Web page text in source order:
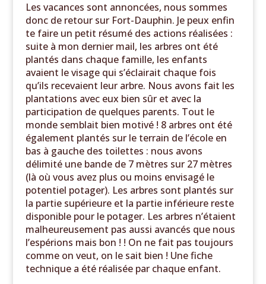
Les vacances sont annoncées, nous sommes
donc de retour sur Fort-Dauphin. Je peux enfin
te faire un petit résumé des actions réalisées :
suite à mon dernier mail, les arbres ont été
plantés dans chaque famille, les enfants
avaient le visage qui s’éclairait chaque fois
qu’ils recevaient leur arbre. Nous avons fait les
plantations avec eux bien sûr et avec la
participation de quelques parents. Tout le
monde semblait bien motivé ! 8 arbres ont été
également plantés sur le terrain de l’école en
bas à gauche des toilettes : nous avons
délimité une bande de 7 mètres sur 27 mètres
(là où vous avez plus ou moins envisagé le
potentiel potager). Les arbres sont plantés sur
la partie supérieure et la partie inférieure reste
disponible pour le potager. Les arbres n’étaient
malheureusement pas aussi avancés que nous
l’espérions mais bon ! ! On ne fait pas toujours
comme on veut, on le sait bien ! Une fiche
technique a été réalisée par chaque enfant.